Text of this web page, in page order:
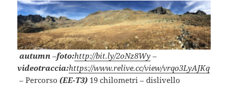
autumn –foto:http://bit.ly/2oNz8Wy –
videotraccia:https://www.relive.cc/view/vrqo3LyAJKq
– Percorso(EE-T3) 19 chilometri – dislivello